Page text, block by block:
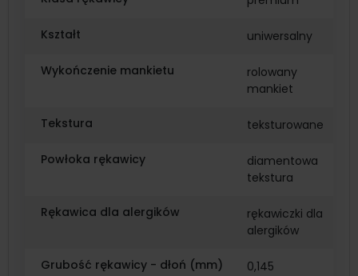
Kształt uniwersalny
Wykończenie mankietu
rolowany
mankiet
Tekstura teksturowane
Powłoka rękawicy
diamentowa
tekstura
Rękawica dla alergików
rękawiczki dla
alergików
Grubość rękawicy - dłoń (mm) 0,145